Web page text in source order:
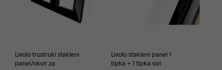
Livolo trostruki stakleni
panel/okvir za
Livolo stakleni panel 1
tipka + 1 tipka sivi